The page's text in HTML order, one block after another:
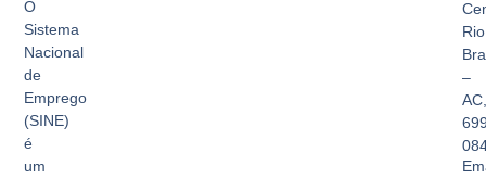
O
Sistema
Nacional
de
Emprego
(SINE)
é
um
Rio
–
AC,